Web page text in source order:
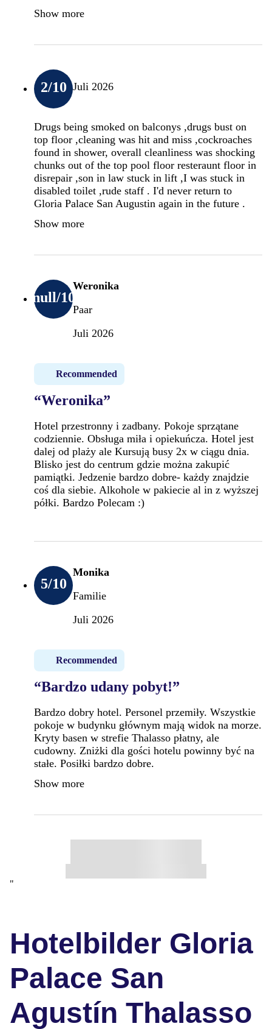
Show more
2/10 Juli 2026
Drugs being smoked on balconys ,drugs bust on
top floor ,cleaning was hit and miss ,cockroaches
found in shower, overall cleanliness was shocking
chunks out of the top pool floor resteraunt floor in
disrepair ,son in law stuck in lift ,I was stuck in
disabled toilet ,rude staff . I'd never return to
Gloria Palace San Augustin again in the future .
Show more
null/10
Weronika
Paar
Juli 2026
Recommended
“Weronika”
Hotel przestronny i zadbany. Pokoje sprzątane
codziennie. Obsługa miła i opiekuńcza. Hotel jest
dalej od plaży ale Kursują busy 2x w ciągu dnia.
Blisko jest do centrum gdzie można zakupić
pamiątki. Jedzenie bardzo dobre- każdy znajdzie
coś dla siebie. Alkohole w pakiecie al in z wyższej
półki. Bardzo Polecam :)
5/10
Monika
Familie
Juli 2026
Recommended
“Bardzo udany pobyt!”
Bardzo dobry hotel. Personel przemiły. Wszystkie
pokoje w budynku głównym mają widok na morze.
Kryty basen w strefie Thalasso płatny, ale
cudowny. Zniżki dla gości hotelu powinny być na
stałe. Posiłki bardzo dobre.
Show more
"
Hotelbilder Gloria
Palace San
Agustín Thalasso